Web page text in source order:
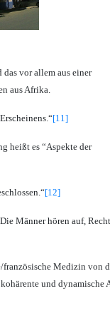
das vor allem aus einer
aus Afrika.
[11]
heißt es “Aspekte der
[12]
Männer hören auf,
französische Medizin von
und dynamische